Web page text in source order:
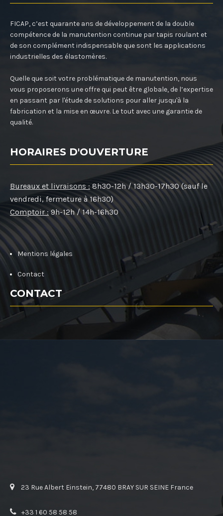
FICAP, c’est quarante ans de développement de la double
compétence de la manutention continue par tapis roulant et
de son complément indispensable que sont les applications
industrielles des élastomères.
Quelle que soit votre problématique de manutention, nous
vous proposerons une offre qui peut être globale, de l’expertise
en passant par l'étude de solutions pour aller jusqu'à la
fabrication et la mise en œuvre. Le tout avec une garantie de
qualité.
HORAIRES D'OUVERTURE
Bureaux et livraisons : 8h30-12h / 13h30-17h30 (sauf le
vendredi, fermeture à 16h30)
Comptoir : 9h-12h / 14h-16h30
Mentions légales
Contact
CONTACT
23 Rue Albert Einstein, 77480 BRAY SUR SEINE France
+33 1 60 58 58 58